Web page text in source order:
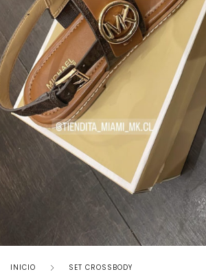
INICIO SET CROSSBODY